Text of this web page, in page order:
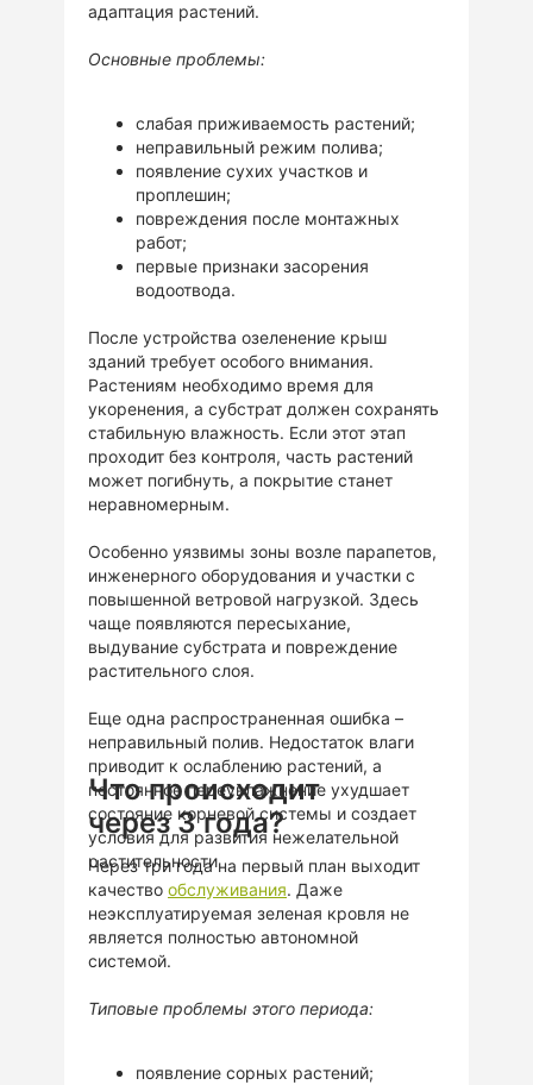
адаптация растений.
Основные проблемы:
слабая приживаемость растений;
неправильный режим полива;
появление сухих участков и
проплешин;
повреждения после монтажных
работ;
первые признаки засорения
водоотвода.
После устройства озеленение крыш
зданий требует особого внимания.
Растениям необходимо время для
укоренения, а субстрат должен сохранять
стабильную влажность. Если этот этап
проходит без контроля, часть растений
может погибнуть, а покрытие станет
неравномерным.
Особенно уязвимы зоны возле парапетов,
инженерного оборудования и участки с
повышенной ветровой нагрузкой. Здесь
чаще появляются пересыхание,
выдувание субстрата и повреждение
растительного слоя.
Еще одна распространенная ошибка –
неправильный полив. Недостаток влаги
приводит к ослаблению растений, а
постоянное переувлажнение ухудшает
состояние корневой системы и создает
условия для развития нежелательной
растительности
Что происходит
через 3 года?
Через три года на первый план выходит
качество обслуживания. Даже
неэксплуатируемая зеленая кровля не
является полностью автономной
системой.
Типовые проблемы этого периода:
появление сорных растений;